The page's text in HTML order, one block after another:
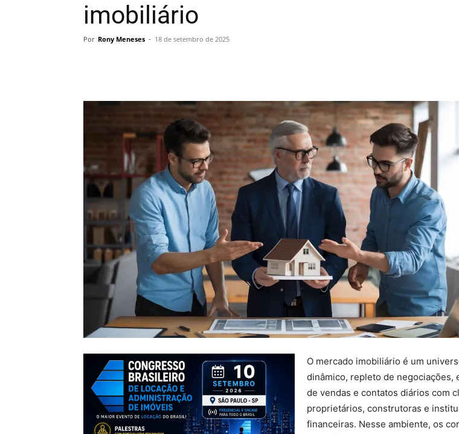
imobiliário
Por Rony Meneses - 18 de setembro de 2025
O mercado imobiliário é um
dinâmico, repleto de negociações,
de vendas e contatos diários com
proprietários, construtoras e
financeiras. Nesse ambiente, os